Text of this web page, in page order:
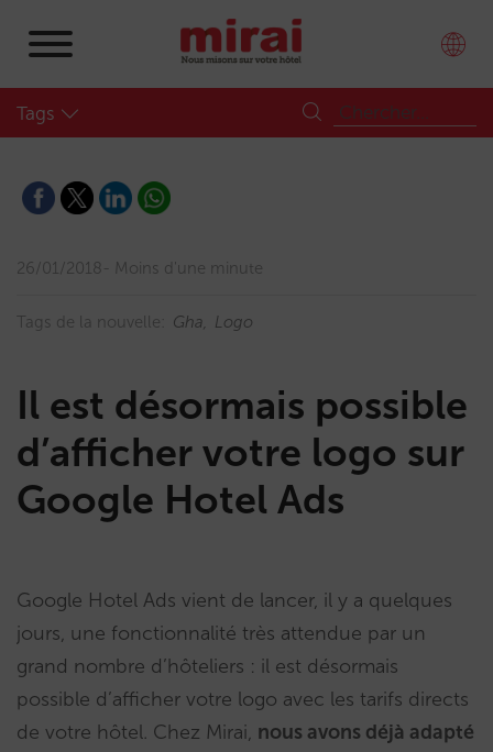
Tags
26/01/2018 Moins d'une minute
Tags de la nouvelle: Gha Logo
Il est désormais possible
d’afficher votre logo sur
Google Hotel Ads
Google Hotel Ads vient de lancer, il y a quelques
jours, une fonctionnalité très attendue par un
grand nombre d’hôteliers : il est désormais
possible d’afficher votre logo avec les tarifs directs
de votre hôtel. Chez Mirai, nous avons déjà adapté